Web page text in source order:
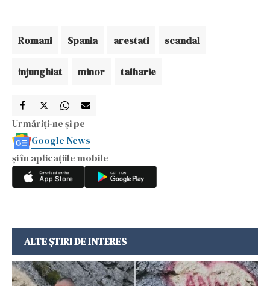
Romani Spania arestati scandal
injunghiat minor talharie
Urmăriți-ne și pe
Google News
și în aplicațiile mobile
ALTE ȘTIRI DE INTERES